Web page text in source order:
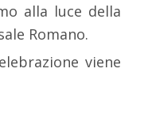
alla luce della
Romano.
viene